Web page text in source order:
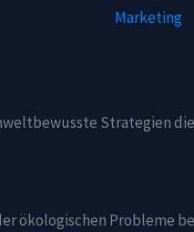
Marketing
Strategien
ökologischen Probleme